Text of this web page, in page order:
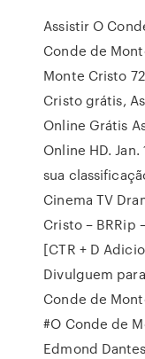
Assistir O
Conde de
Monte Cristo
Cristo grátis,
Online Grátis
Online HD. Jan.
sua
Cinema TV
Cristo – BRRip
[CTR + D
Divulguem
Conde de
#O Conde de
Edmond